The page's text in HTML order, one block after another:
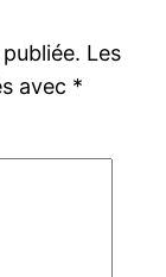
Les
avec *